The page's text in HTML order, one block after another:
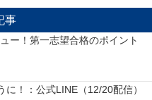
事
ー！第一志望合格のポイント
！：公式LINE（12/20配信）